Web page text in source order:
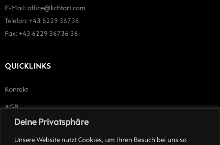
Deine Privatsphäre
Unsere Website nutzt Cookies, um Ihren Besuch bei uns so
E-Mail: office@lichtart.com
Telefon: +43 6229 36736
Fax: +43 6229 36736 36
QUICKLINKS
Kontakt
AGB
Impressum